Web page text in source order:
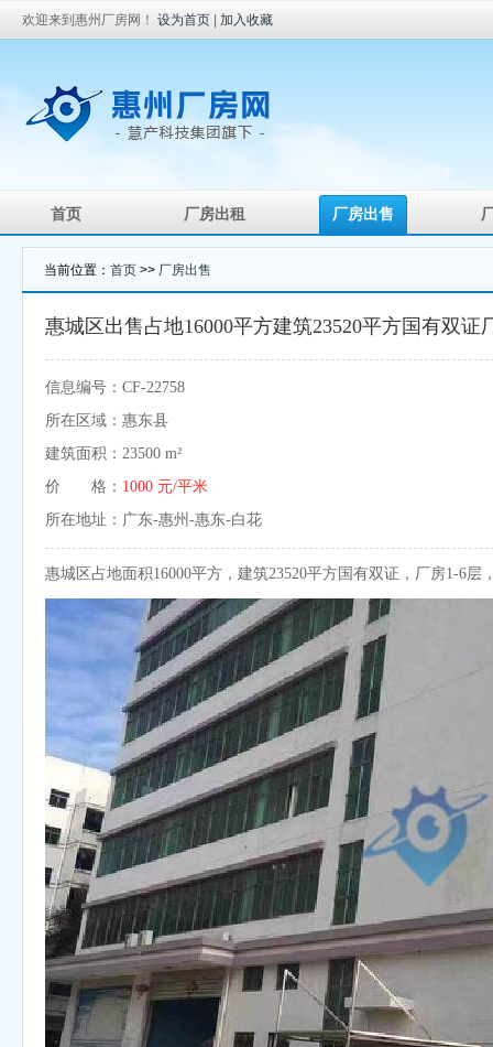
欢迎来到惠州厂房网！ 设为首页 加入收藏
首页 厂房出租 厂房出售
当前位置： 首页 >> 厂房出售
惠城区出售占地16000平方建筑23520平方国有双证
信息编号：CF-22758
所在区域：惠东县
建筑面积：23500 m²
价 格： 1000 元/平米
所在地址：广东-惠州-惠东-白花
惠城区占地面积16000平方，建筑23520平方国有双证，厂房1-6